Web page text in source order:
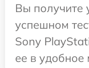
Вы получите
успешном
Sony
ее в удобное